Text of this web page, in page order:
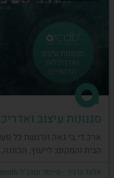
סגנונות עיצוב
ארכ.די.בי גאה ונרגשת כל
הבית והמקום: לייעוץ,
אלעד גרגיר - מייסד ומנכ"ל arcdb